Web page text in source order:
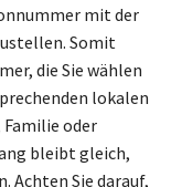
mit der
Somit
die Sie wählen
lokalen
Familie oder
bleibt gleich,
Achten Sie darauf,